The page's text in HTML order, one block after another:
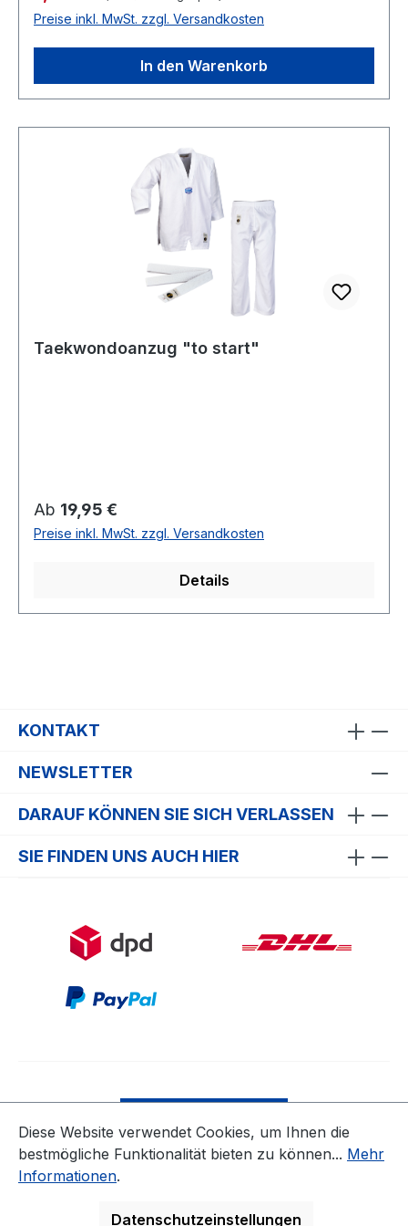
Preise inkl. MwSt. zzgl. Versandkosten
In den Warenkorb
Taekwondoanzug "to start"
Regulärer Preis:
Ab 19,95 €
Preise inkl. MwSt. zzgl. Versandkosten
Details
KONTAKT
NEWSLETTER
DARAUF KÖNNEN SIE SICH VERLASSEN
SIE FINDEN UNS AUCH HIER
* Alle Preise inkl. gesetzl. Mehrwertsteuer zzgl.
Diese Website verwendet Cookies, um Ihnen die
bestmögliche Funktionalität bieten zu können... Mehr
Informationen.
Datenschutzeinstellungen